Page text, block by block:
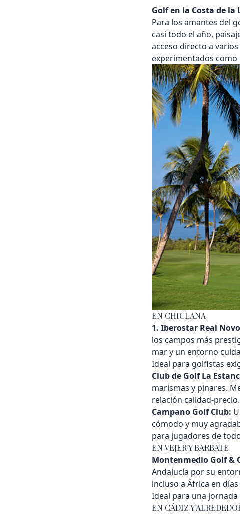
Golf en la Costa de la
Para los amantes del
casi todo el año,
acceso directo a
experimentados como
EN CHICLANA
1. Iberostar Real
los campos más
mar y un entorno
Ideal para golfistas
Club de Golf La
marismas y pinares.
relación calidad-precio.
Campano Golf Club:
cómodo y muy
para jugadores de
EN VEJER Y BARBATE
Montenmedio Golf &
Andalucía por su
incluso a África en
Ideal para una
EN CÁDIZ Y